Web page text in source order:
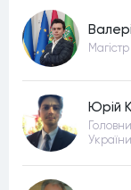
Юрій
України